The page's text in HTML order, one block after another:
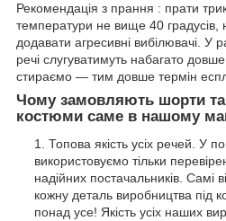
Рекомендація з прання : прати
температури не вище 40
додавати агресивні вибілювачі. У
речі слугуватимуть набагато
стираємо — тим довше термін
Чому замовляють шорти та
костюми саме в нашому
Топова якість усіх речей. У
використовуємо тільки
надійних постачальників. Самі
кожну деталь виробництва під
понад усе! Якість усіх наших